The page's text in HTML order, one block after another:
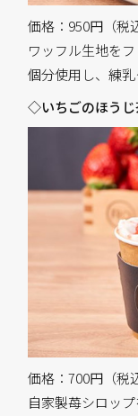
価格：950円（税
ワッフル生地を
個分使用し、練乳
◇いちごのほうじ
価格：700円（税
自家製苺シロッ